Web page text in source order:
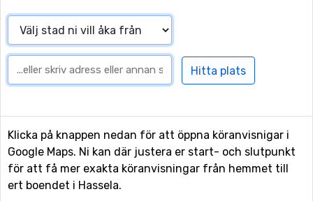
Klicka på knappen nedan för att öppna köranvisnigar i
Google Maps. Ni kan där justera er start- och slutpunkt
för att få mer exakta köranvisningar från hemmet till
ert boendet i Hassela.